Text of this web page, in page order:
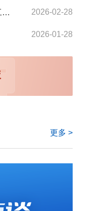
武江区西联镇某中心拖欠农民工工资问题 2026-02-28
2026-01-28
更多 >